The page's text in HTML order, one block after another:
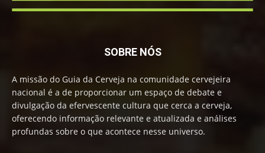
SOBRE NÓS
A missão do Guia da Cerveja na comunidade cervejeira
nacional é a de proporcionar um espaço de debate e
divulgação da efervescente cultura que cerca a cerveja,
oferecendo informação relevante e atualizada e análises
profundas sobre o que acontece nesse universo.